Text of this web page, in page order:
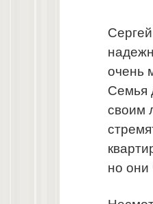
очень
Семья
своим
но они